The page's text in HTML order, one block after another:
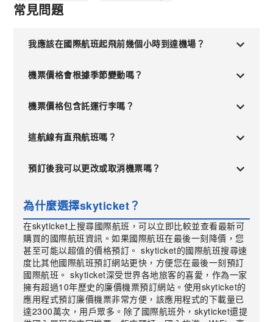
常見問題
我應該在國際航班起飛前幾個小時到達機場？
機票價格會根據季節變動嗎？
機票價格包含託運行李嗎？
這航線有直飛航班嗎？
預訂後我可以更改或取消機票嗎？
為什麼選擇skyticket？
在skyticket上搜尋國際航班，可以立即比較並查看最新可
購買的國際航班資訊。如果國際航班在最後一刻降價，您
甚至可能以超值的價格預訂。 skyticket的國際航班搜尋速
度比其他國際航班預訂網站更快，方便您在最後一刻預訂
國際航班。 skyticket深受世界各地旅客的喜愛，作為一家
擁有超過10年歷史的廉價機票預訂網站。使用skyticket的
應用程式預訂廉價機票非常方便，該應用程式的下載量已
達2300萬次，用戶眾多。除了國際航班外，skyticket還提